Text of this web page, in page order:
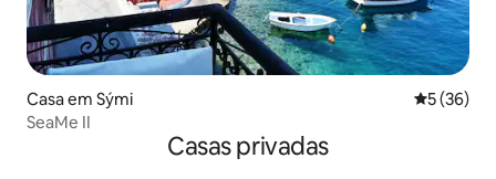
Casa em Sými
5 (36)
SeaMe II
Casas privadas